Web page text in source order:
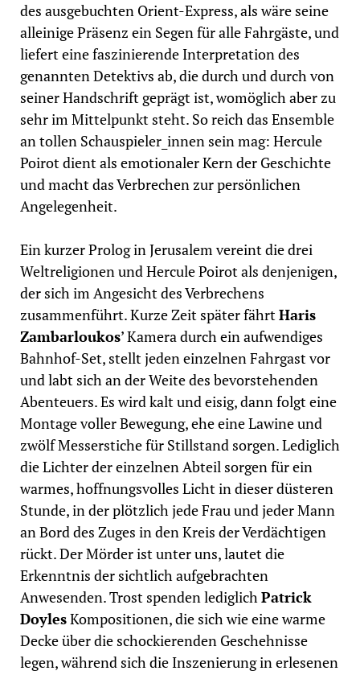
des ausgebuchten Orient-Express, als wäre seine
alleinige Präsenz ein Segen für alle Fahrgäste, und
liefert eine faszinierende Interpretation des
genannten Detektivs ab, die durch und durch von
seiner Handschrift geprägt ist, womöglich aber zu
sehr im Mittelpunkt steht. So reich das Ensemble
an tollen Schauspieler_innen sein mag: Hercule
Poirot dient als emotionaler Kern der Geschichte
und macht das Verbrechen zur persönlichen
Angelegenheit.
Ein kurzer Prolog in Jerusalem vereint die drei
Weltreligionen und Hercule Poirot als denjenigen,
der sich im Angesicht des Verbrechens
zusammenführt. Kurze Zeit später fährtHaris
Zambarloukos’ Kamera durch ein aufwendiges
Bahnhof-Set, stellt jeden einzelnen Fahrgast vor
und labt sich an der Weite des bevorstehenden
Abenteuers. Es wird kalt und eisig, dann folgt eine
Montage voller Bewegung, ehe eine Lawine und
zwölf Messerstiche für Stillstand sorgen. Lediglich
die Lichter der einzelnen Abteil sorgen für ein
warmes, hoffnungsvolles Licht in dieser düsteren
Stunde, in der plötzlich jede Frau und jeder Mann
an Bord des Zuges in den Kreis der Verdächtigen
rückt. Der Mörder ist unter uns, lautet die
Erkenntnis der sichtlich aufgebrachten
Anwesenden. Trost spenden lediglichPatrick
DoylesKompositionen, die sich wie eine warme
Decke über die schockierenden Geschehnisse
legen, während sich die Inszenierung in erlesenen